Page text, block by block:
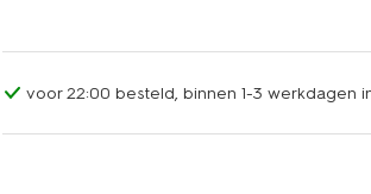
voor 22:00 besteld, binnen 1-3 werkdagen